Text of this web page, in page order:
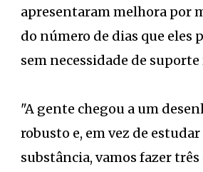
apresentaram melhora por
do número de dias que eles
sem necessidade de
"A gente chegou a um
robusto e, em vez de
substância, vamos fazer três